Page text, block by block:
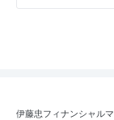
伊藤忠フィナンシャル